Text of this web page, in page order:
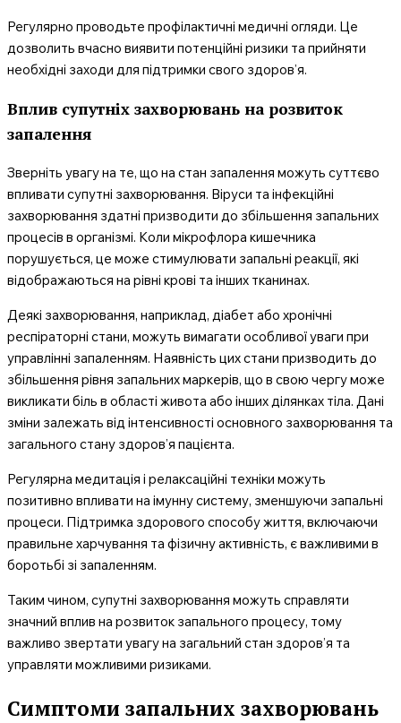
Регулярно проводьте профілактичні медичні огляди. Це
дозволить вчасно виявити потенційні ризики та прийняти
необхідні заходи для підтримки свого здоров’я.
Вплив супутніх захворювань на розвиток
запалення
Зверніть увагу на те, що на стан запалення можуть суттєво
впливати супутні захворювання. Віруси та інфекційні
захворювання здатні призводити до збільшення запальних
процесів в організмі. Коли мікрофлора кишечника
порушується, це може стимулювати запальні реакції, які
відображаються на рівні крові та інших тканинах.
Деякі захворювання, наприклад, діабет або хронічні
респіраторні стани, можуть вимагати особливої уваги при
управлінні запаленням. Наявність цих стани призводить до
збільшення рівня запальних маркерів, що в свою чергу може
викликати біль в області живота або інших ділянках тіла. Дані
зміни залежать від інтенсивності основного захворювання та
загального стану здоров’я пацієнта.
Регулярна медитація і релаксаційні техніки можуть
позитивно впливати на імунну систему, зменшуючи запальні
процеси. Підтримка здорового способу життя, включаючи
правильне харчування та фізичну активність, є важливими в
боротьбі зі запаленням.
Таким чином, супутні захворювання можуть справляти
значний вплив на розвиток запального процесу, тому
важливо звертати увагу на загальний стан здоров’я та
управляти можливими ризиками.
Симптоми запальних захворювань